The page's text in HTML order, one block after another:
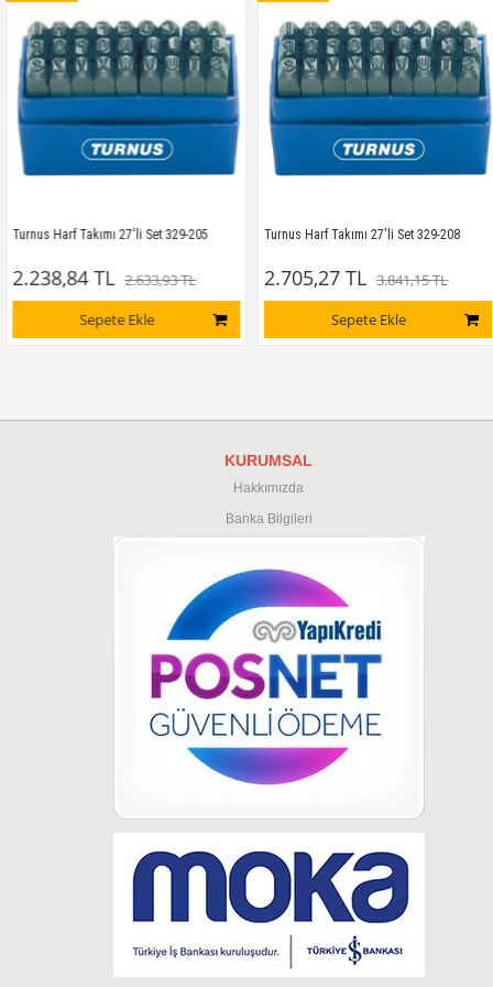
Harf Takımı 27'li Set 329-205
TL 2.633,93 TL
Sepete Ekle
Turnus Harf Takımı 27'li Set 329-208
2.705,27 TL
3.841,15 TL
Sepete Ekle
KURUMSAL
Hakkımızda
Banka Bilgileri